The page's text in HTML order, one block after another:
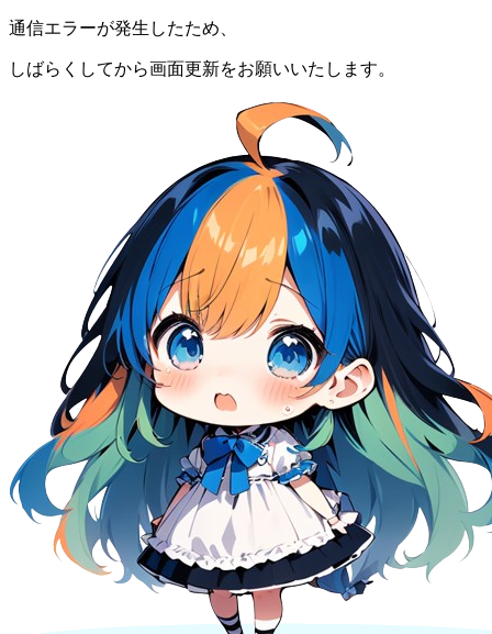
通信エラーが発生したため、
しばらくしてから画面更新をお願いいたします。